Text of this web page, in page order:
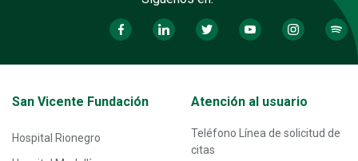
Transversal - Menú San Vicente fundación footer
San Vicente Fundación
Hospital Rionegro
Atención al usuario
Teléfono Línea de solicitud de
citas